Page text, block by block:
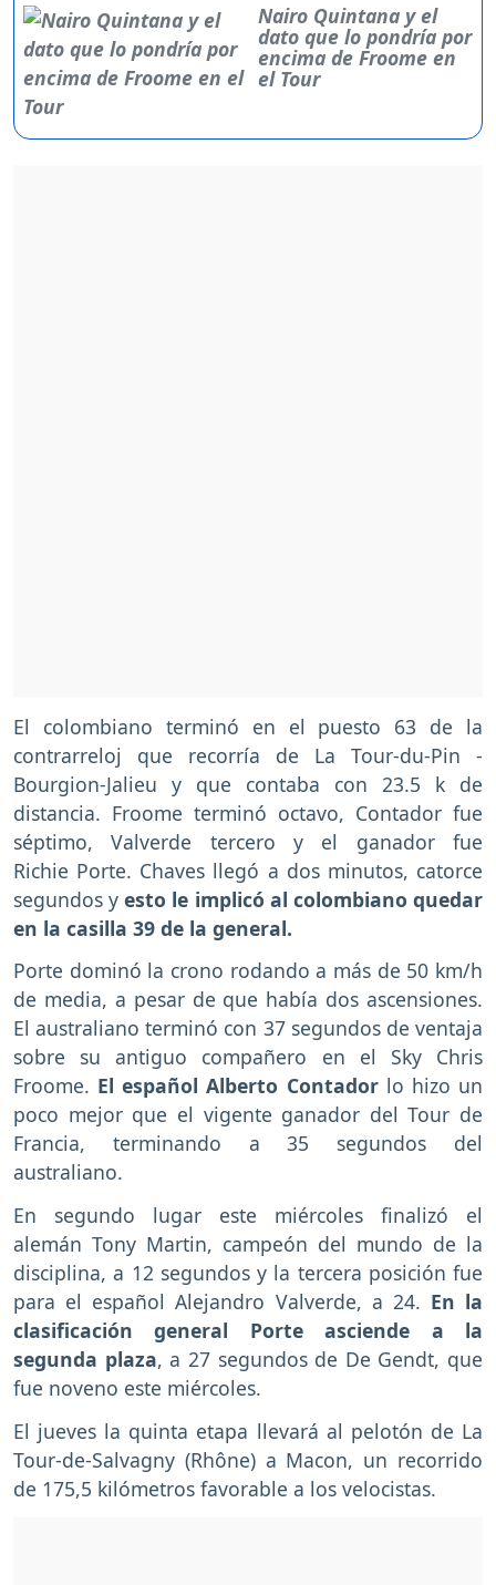
Nairo Quintana y el
dato que lo pondría por
encima de Froome en
el Tour
El colombiano terminó en el puesto 63 de la
contrarreloj que recorría de La Tour-du-Pin -
Bourgion-Jalieu y que contaba con 23.5 k de
distancia. Froome terminó octavo, Contador fue
séptimo, Valverde tercero y el ganador fue
Richie Porte. Chaves llegó a dos minutos, catorce
segundos y esto le implicó al colombiano quedar
en la casilla 39 de la general.
Porte dominó la crono rodando a más de 50 km/h
de media, a pesar de que había dos ascensiones.
El australiano terminó con 37 segundos de ventaja
sobre su antiguo compañero en el Sky Chris
Froome. El español Alberto Contadorlo hizo un
poco mejor que el vigente ganador del Tour de
Francia, terminando a 35 segundos del
australiano.
En segundo lugar este miércoles finalizó el
alemán Tony Martin, campeón del mundo de la
disciplina, a 12 segundos y la tercera posición fue
para el español Alejandro Valverde, a 24. En la
clasificación general Porte asciende a la
segunda plaza, a 27 segundos de De Gendt, que
fue noveno este miércoles.
El jueves la quinta etapa llevará al pelotón de La
Tour-de-Salvagny (Rhône) a Macon, un recorrido
de 175,5 kilómetros favorable a los velocistas.